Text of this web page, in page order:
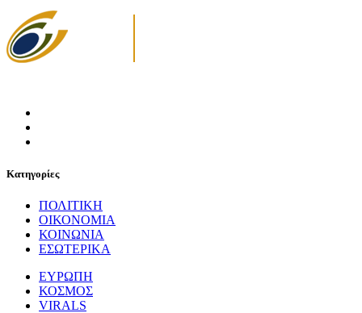
Κατηγορίες
ΠΟΛΙΤΙΚΗ
ΟΙΚΟΝΟΜΙΑ
ΚΟΙΝΩΝΙΑ
ΕΣΩΤΕΡΙΚΑ
ΕΥΡΩΠΗ
ΚΟΣΜΟΣ
VIRALS